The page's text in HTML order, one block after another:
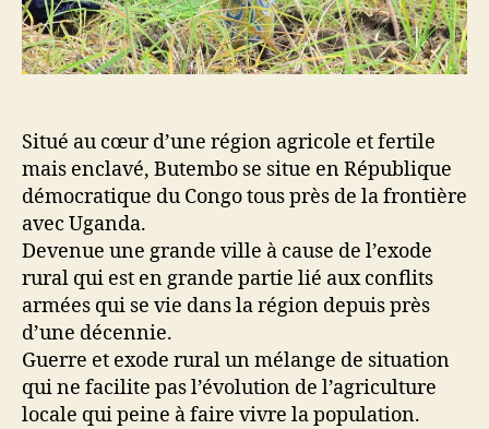
Situé au cœur d’une région agricole et fertile
mais enclavé, Butembo se situe en République
démocratique du Congo tous près de la frontière
avec Uganda.
Devenue une grande ville à cause de l’exode
rural qui est en grande partie lié aux conflits
armées qui se vie dans la région depuis près
d’une décennie.
Guerre et exode rural un mélange de situation
qui ne facilite pas l’évolution de l’agriculture
locale qui peine à faire vivre la population.